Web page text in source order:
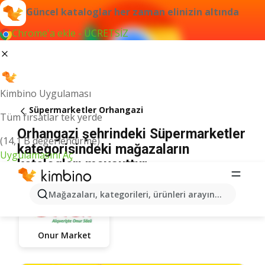
Güncel kataloglar her zaman elinizin altında
Chrome'a ekle - ÜCRETSİZ
Kimbino Uygulaması
Tüm fırsatlar tek yerde
(14,1 B değerlendirme)
Uygulamasını Aç
Mağazaları, kategorileri, ürünleri arayın...
Süpermarketler Orhangazi
Orhangazi şehrindeki Süpermarketler
kategorisindeki mağazaların
katalogları mevcuttur
Onur Market